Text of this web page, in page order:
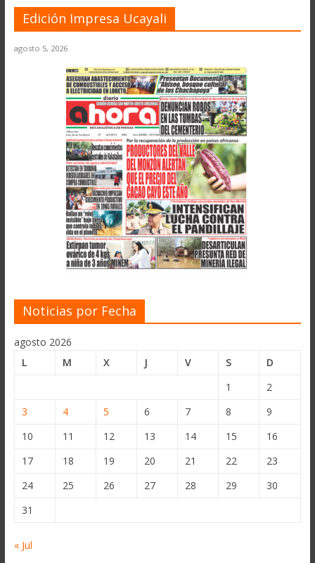
Edición Impresa Ucayali
agosto 5, 2026
Noticias por Fecha
agosto 2026
L
M X J V S
D
1
2
3
4 5 6 7 8
9
10
11 12 13 14 15
16
17
18 19 20 21 22
23
24
25 26 27 28 29
30
31
« Jul